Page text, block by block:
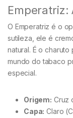
Emperatriz:
O Emperatriz é o
sutileza, ele é
natural. É o
mundo do tabaco
especial.
Origem: Cruz
Capa: Claro